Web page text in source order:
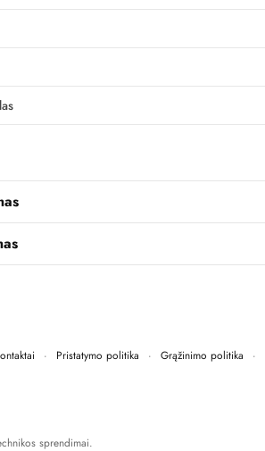
· Pristatymo politika · Grąžinimo politika ·
sprendimai.